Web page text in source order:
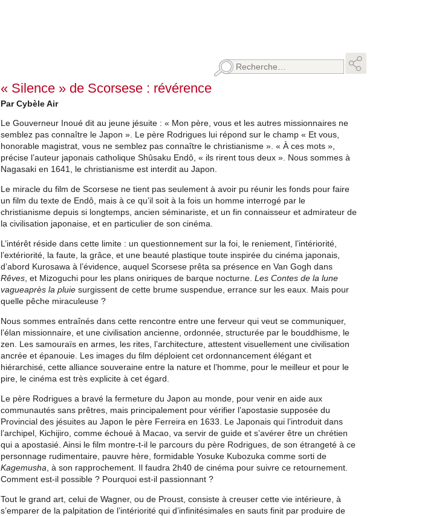
Rechercher :
« Silence » de Scorsese : révérence
Par Cybèle Air
Le Gouverneur Inoué dit au jeune jésuite : « Mon père, vous et les autres missionnaires ne
semblez pas connaître le Japon ». Le père Rodrigues lui répond sur le champ « Et vous,
honorable magistrat, vous ne semblez pas connaître le christianisme ». « À ces mots »,
précise l’auteur japonais catholique Shûsaku Endô, « ils rirent tous deux ». Nous sommes à
Nagasaki en 1641, le christianisme est interdit au Japon.
Le miracle du film de Scorsese ne tient pas seulement à avoir pu réunir les fonds pour faire
un film du texte de Endô, mais à ce qu’il soit à la fois un homme interrogé par le
christianisme depuis si longtemps, ancien séminariste, et un fin connaisseur et admirateur de
la civilisation japonaise, et en particulier de son cinéma.
L’intérêt réside dans cette limite : un questionnement sur la foi, le reniement, l’intériorité,
l’extériorité, la faute, la grâce, et une beauté plastique toute inspirée du cinéma japonais,
d’abord Kurosawa à l’évidence, auquel Scorsese prêta sa présence en Van Gogh dans
Rêves , et Mizoguchi pour les plans oniriques de barque nocturne.Les Contes de la lune
vagueaprès la pluie surgissent de cette brume suspendue, errance sur les eaux. Mais pour
quelle pêche miraculeuse ?
Nous sommes entraînés dans cette rencontre entre une ferveur qui veut se communiquer,
l’élan missionnaire, et une civilisation ancienne, ordonnée, structurée par le bouddhisme, le
zen. Les samouraïs en armes, les rites, l’architecture, attestent visuellement une civilisation
ancrée et épanouie. Les images du film déploient cet ordonnancement élégant et
hiérarchisé, cette alliance souveraine entre la nature et l’homme, pour le meilleur et pour le
pire, le cinéma est très explicite à cet égard.
Le père Rodrigues a bravé la fermeture du Japon au monde, pour venir en aide aux
communautés sans prêtres, mais principalement pour vérifier l’apostasie supposée du
Provincial des jésuites au Japon le père Ferreira en 1633. Le Japonais qui l’introduit dans
l’archipel, Kichijiro, comme échoué à Macao, va servir de guide et s’avérer être un chrétien
qui a apostasié. Ainsi le film montre-t-il le parcours du père Rodrigues, de son étrangeté à ce
personnage rudimentaire, pauvre hère, formidable Yosuke Kubozuka comme sorti de
Kagemusha , à son rapprochement. Il faudra 2h40 de cinéma pour suivre ce retournement.
Comment est-il possible ? Pourquoi est-il passionnant ?
Tout le grand art, celui de Wagner, ou de Proust, consiste à creuser cette vie intérieure, à
s’emparer de la palpitation de l’intériorité qui d’infinitésimales en sauts finit par produire de